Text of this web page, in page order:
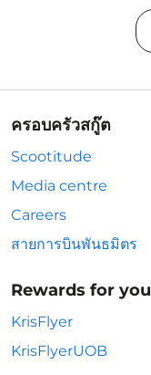
ครอบครัวสกู๊ต
Scootitude
Media centre
Careers
สายการบินพันธมิตร
Rewards for you
KrisFlyer
KrisFlyerUOB